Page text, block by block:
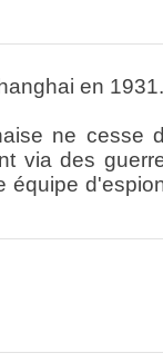
en 1931.
ne cesse
via des
équipe